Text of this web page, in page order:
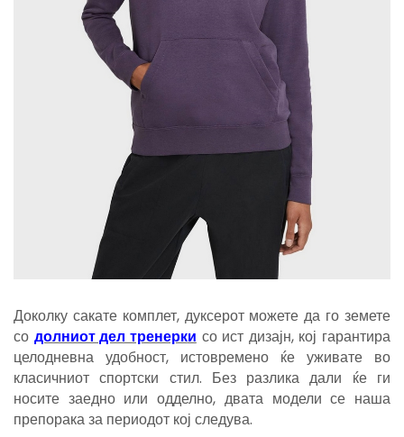
Доколку сакате комплет, дуксерот можете да го земете
со долниот дел тренерки со ист дизајн, кој гарантира
целодневна удобност, истовремено ќе уживате во
класичниот спортски стил. Без разлика дали ќе ги
носите заедно или одделно, двата модели се наша
препорака за периодот кој следува.